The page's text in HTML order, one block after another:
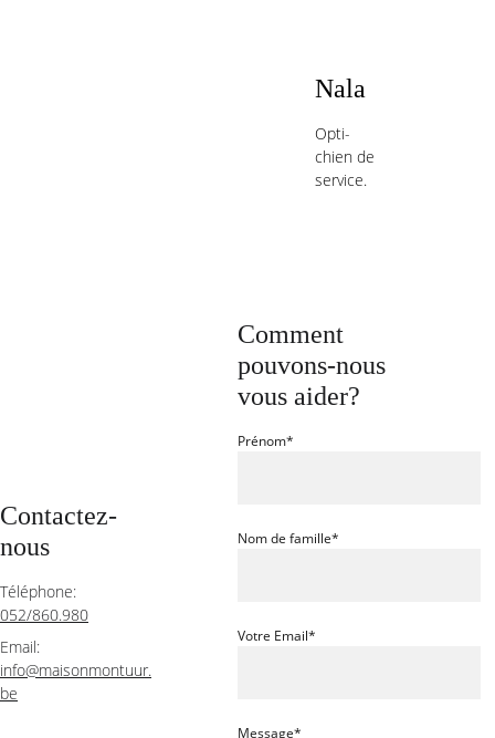
Nala
Opti-
chien de
service.
Contactez-
nous
Téléphone:
052/860.980
Email:
info@maisonmontuur.
be
Prénom*
Nom de famille*
Votre Email*
Message*
Comment
pouvons-nous
vous aider?